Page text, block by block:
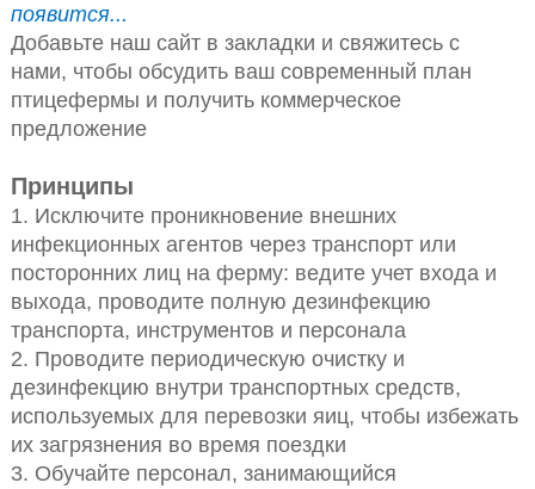
появится...
Добавьте наш сайт в закладки и свяжитесь с
нами, чтобы обсудить ваш современный план
птицефермы и получить коммерческое
предложение
Принципы
1. Исключите проникновение внешних
инфекционных агентов через транспорт или
посторонних лиц на ферму: ведите учет входа и
выхода, проводите полную дезинфекцию
транспорта, инструментов и персонала
2. Проводите периодическую очистку и
дезинфекцию внутри транспортных средств,
используемых для перевозки яиц, чтобы избежать
их загрязнения во время поездки
3. Обучайте персонал, занимающийся